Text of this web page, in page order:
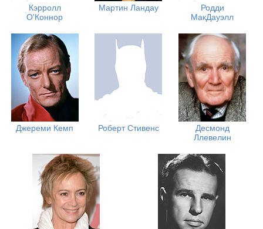
Кэрролл
О'Коннор
Мартин Ландау
Родди
МакДауэлл
Джереми Кемп Роберт Стивенс
Десмонд
Ллевелин